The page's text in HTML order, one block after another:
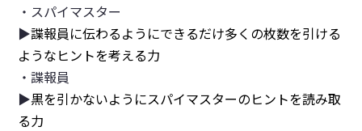
・スパイマスター
▶︎諜報員に伝わるようにできるだけ多くの枚数を引ける
ようなヒントを考える力
・諜報員
▶︎黒を引かないようにスパイマスターのヒントを読み取
る力